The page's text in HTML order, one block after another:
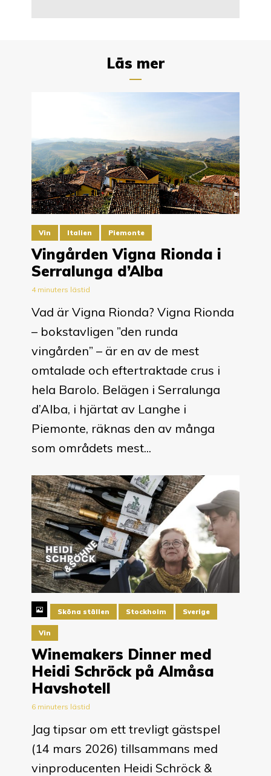
Läs mer
Vin Italien Piemonte
Vingården Vigna Rionda i
Serralunga d’Alba
4 minuters lästid
Vad är Vigna Rionda? Vigna Rionda
– bokstavligen ”den runda
vingården” – är en av de mest
omtalade och eftertraktade crus i
hela Barolo. Belägen i Serralunga
d’Alba, i hjärtat av Langhe i
Piemonte, räknas den av många
som områdets mest...
Sköna ställen Stockholm Sverige
Vin
Winemakers Dinner med
Heidi Schröck på Almåsa
Havshotell
6 minuters lästid
Jag tipsar om ett trevligt gästspel
(14 mars 2026) tillsammans med
vinproducenten Heidi Schröck &